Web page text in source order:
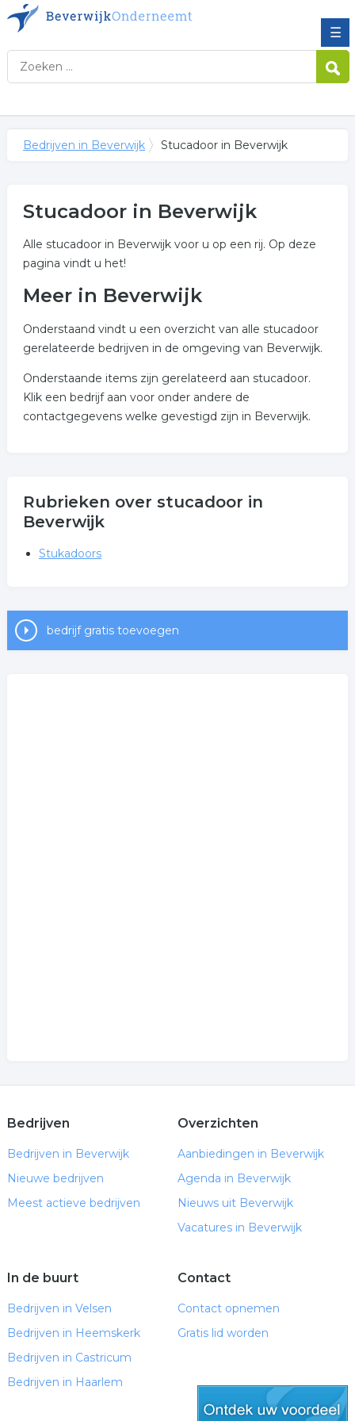
☰
Bedrijven in Beverwijk Stucadoor in Beverwijk
Stucadoor in Beverwijk
Alle stucadoor in Beverwijk voor u op een rij. Op deze
pagina vindt u het!
Meer in Beverwijk
Onderstaand vindt u een overzicht van alle stucadoor
gerelateerde bedrijven in de omgeving van Beverwijk.
Onderstaande items zijn gerelateerd aan stucadoor.
Klik een bedrijf aan voor onder andere de
contactgegevens welke gevestigd zijn in Beverwijk.
Rubrieken over stucadoor in
Beverwijk
Stukadoors
bedrijf gratis toevoegen
Bedrijven
Bedrijven in Beverwijk
Nieuwe bedrijven
Meest actieve bedrijven
Overzichten
Aanbiedingen in Beverwijk
Agenda in Beverwijk
Nieuws uit Beverwijk
Vacatures in Beverwijk
In de buurt
Bedrijven in Velsen
Bedrijven in Heemskerk
Bedrijven in Castricum
Bedrijven in Haarlem
Contact
Contact opnemen
Gratis lid worden